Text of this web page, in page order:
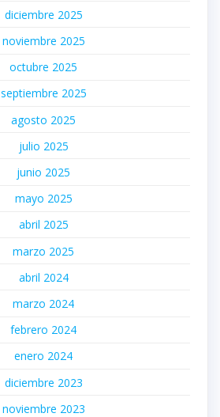
diciembre 2025
noviembre 2025
octubre 2025
septiembre 2025
agosto 2025
julio 2025
junio 2025
mayo 2025
abril 2025
marzo 2025
abril 2024
marzo 2024
febrero 2024
enero 2024
diciembre 2023
noviembre 2023